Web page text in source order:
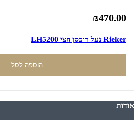
₪470.00
Rieker נעל רוכסן חצי LH5200
הוספה לסל
אודות